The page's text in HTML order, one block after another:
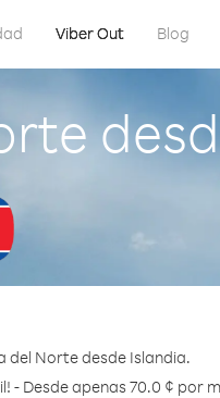
Viber Out Blog
del Norte desde Islandia.
- Desde apenas 70.0 ¢ por